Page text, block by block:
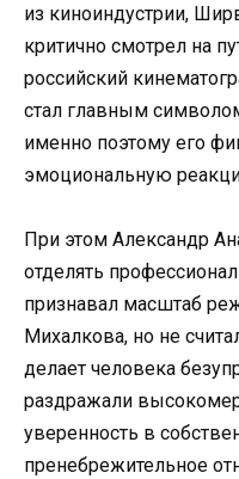
из киноиндустрии,
критично смотрел на
российский
стал главным
именно поэтому его
эмоциональную
При этом Александр
отделять
признавал масштаб
Михалкова, но не
делает человека
раздражали
уверенность в
пренебрежительное